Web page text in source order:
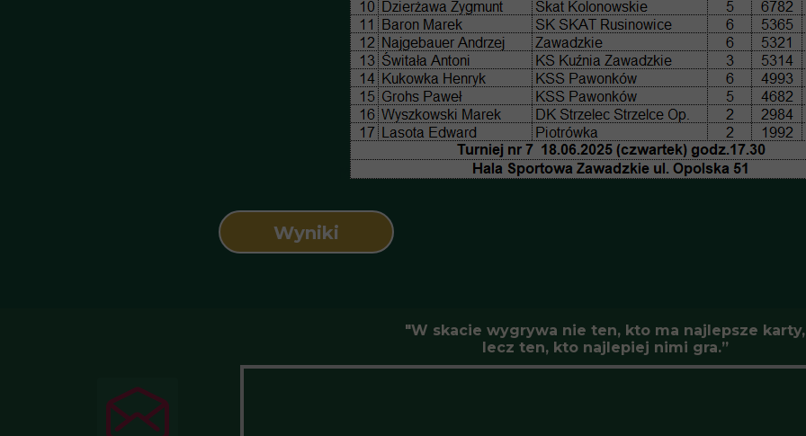
Wyniki
"W skacie wygrywa nie ten, kto ma najlepsze karty,
lecz ten, kto najlepiej nimi gra.”